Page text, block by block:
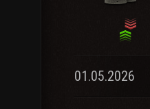
01.05.2026